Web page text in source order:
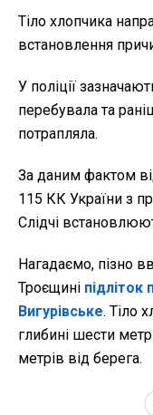
Тіло хлопчика
встановлення
У поліції
перебувала та
потрапляла.
За даним фактом
115 КК України з
Слідчі
Нагадаємо, пізно
Троєщині підліток
Вигурівське. Тіло
глибині шести
метрів від берега.